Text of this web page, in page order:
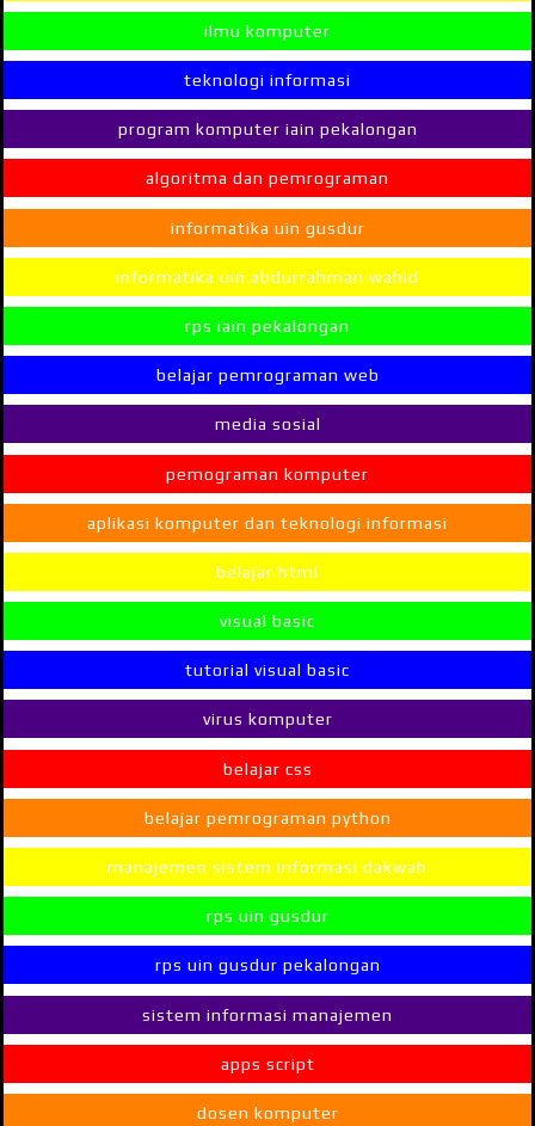
ilmu komputer
teknologi informasi
program komputer iain pekalongan
algoritma dan pemrograman
informatika uin gusdur
informatika uin abdurrahman wahid
rps iain pekalongan
belajar pemrograman web
media sosial
pemograman komputer
aplikasi komputer dan teknologi informasi
belajar html
visual basic
tutorial visual basic
virus komputer
belajar css
belajar pemrograman python
manajemen sistem informasi dakwah
rps uin gusdur
rps uin gusdur pekalongan
sistem informasi manajemen
apps script
dosen komputer